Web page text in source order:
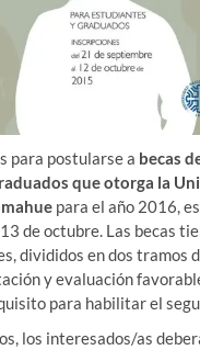
para postularse a becas
que otorga la
para el año 2016,
de octubre. Las becas
divididos en dos tramos
y evaluación
para habilitar el
los interesados/as